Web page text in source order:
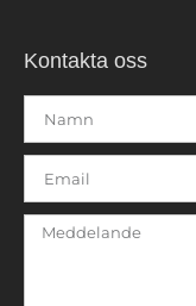
Kontakta oss